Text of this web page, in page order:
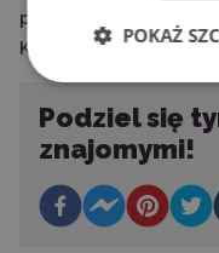
projekty, warto
Keepers i ich
Podziel się
znajomymi!
POKAŻ